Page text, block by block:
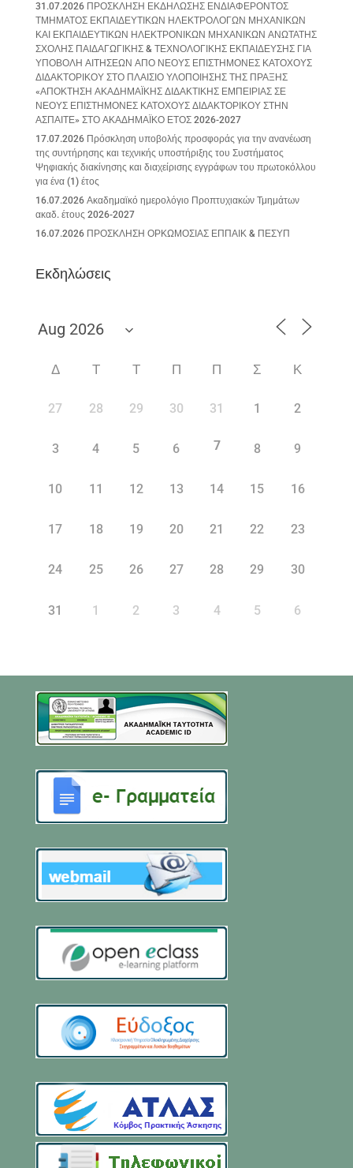
31.07.2026 ΠΡΟΣΚΛΗΣΗ ΕΚΔΗΛΩΣΗΣ ΕΝΔΙΑΦΕΡΟΝΤΟΣ
ΤΜΗΜΑΤΟΣ ΕΚΠΑΙΔΕΥΤΙΚΩΝ ΗΛΕΚΤΡΟΛΟΓΩΝ ΜΗΧΑΝΙΚΩΝ
ΚΑΙ ΕΚΠΑΙΔΕΥΤΙΚΩΝ ΗΛΕΚΤΡΟΝΙΚΩΝ ΜΗΧΑΝΙΚΩΝ ΑΝΩΤΑΤΗΣ
ΣΧΟΛΗΣ ΠΑΙΔΑΓΩΓΙΚΗΣ & ΤΕΧΝΟΛΟΓΙΚΗΣ ΕΚΠΑΙΔΕΥΣΗΣ ΓΙΑ
ΥΠΟΒΟΛΗ ΑΙΤΗΣΕΩΝ ΑΠΟ ΝΕΟΥΣ ΕΠΙΣΤΗΜΟΝΕΣ ΚΑΤΟΧΟΥΣ
ΔΙΔΑΚΤΟΡΙΚΟΥ ΣΤΟ ΠΛΑΙΣΙΟ ΥΛΟΠΟΙΗΣΗΣ ΤΗΣ ΠΡΑΞΗΣ
«ΑΠΟΚΤΗΣΗ ΑΚΑΔΗΜΑΪΚΗΣ ΔΙΔΑΚΤΙΚΗΣ ΕΜΠΕΙΡΙΑΣ ΣΕ
ΝΕΟΥΣ ΕΠΙΣΤΗΜΟΝΕΣ ΚΑΤΟΧΟΥΣ ΔΙΔΑΚΤΟΡΙΚΟΥ ΣΤΗΝ
ΑΣΠΑΙΤΕ» ΣΤΟ ΑΚΑΔΗΜΑΪΚΟ ΕΤΟΣ 2026-2027
17.07.2026 Πρόσκληση υποβολής προσφοράς για την ανανέωση
της συντήρησης και τεχνικής υποστήριξης του Συστήματος
Ψηφιακής διακίνησης και διαχείρισης εγγράφων του πρωτοκόλλου
για ένα (1) έτος
16.07.2026 Ακαδημαϊκό ημερολόγιο Προπτυχιακών Τμημάτων
ακαδ. έτους 2026-2027
16.07.2026 ΠΡΟΣΚΛΗΣΗ ΟΡΚΩΜΟΣΙΑΣ ΕΠΠΑΙΚ & ΠΕΣΥΠ
Εκδηλώσεις
Δ Τ Τ Π Π Σ Κ
27 28 29 30 31 1 2
3 4 5 6 7 8 9
10 11 12 13 14 15 16
17 18 19 20 21 22 23
24 25 26 27 28 29 30
31 1 2 3 4 5 6